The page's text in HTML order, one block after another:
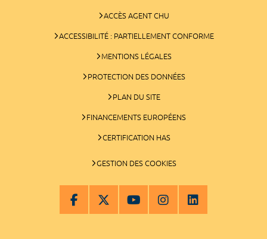
ACCÈS AGENT CHU
ACCESSIBILITÉ : PARTIELLEMENT CONFORME
MENTIONS LÉGALES
PROTECTION DES DONNÉES
PLAN DU SITE
FINANCEMENTS EUROPÉENS
CERTIFICATION HAS
GESTION DES COOKIES